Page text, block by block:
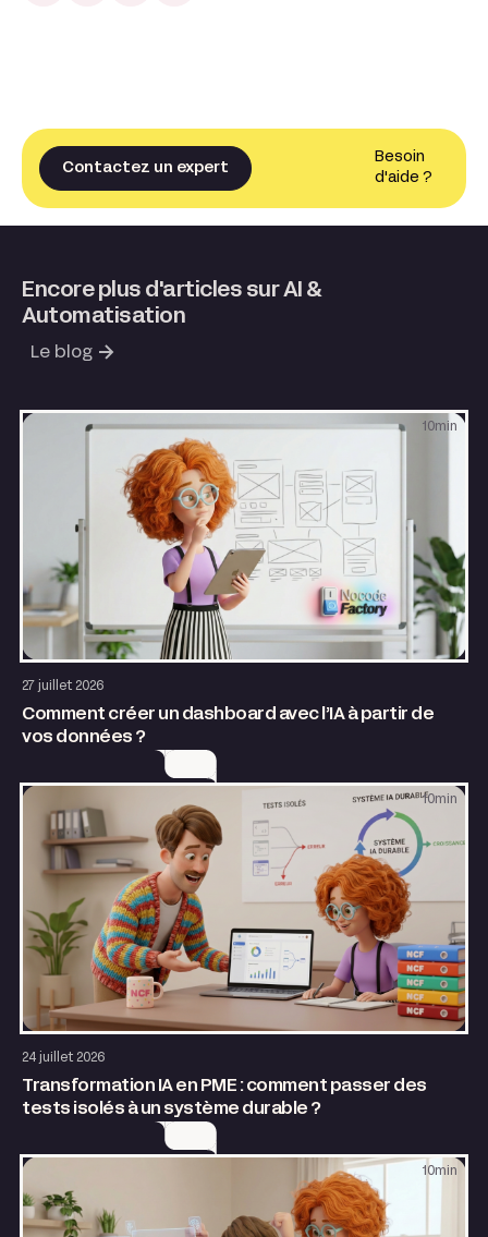
Besoin
d'aide ?
Contactez un expert
Encore plus d'articles sur AI &
Automatisation
Le blog
27 juillet 2026
Comment créer un dashboard avec l’IA à partir de
vos données ?
10 min
24 juillet 2026
Transformation IA en PME : comment passer des
tests isolés à un système durable ?
10 min
10 min